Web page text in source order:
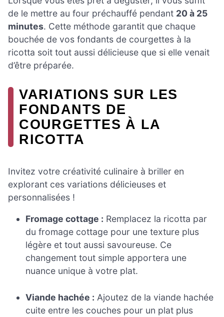
de le mettre au four préchauffé pendant 20 à 25
minutes. Cette méthode garantit que chaque
bouchée de vos fondants de courgettes à la
ricotta soit tout aussi délicieuse que si elle venait
d’être préparée.
VARIATIONS SUR LES
FONDANTS DE
COURGETTES À LA
RICOTTA
Invitez votre créativité culinaire à briller en
explorant ces variations délicieuses et
personnalisées !
Fromage cottage : Remplacez la ricotta par
du fromage cottage pour une texture plus
légère et tout aussi savoureuse. Ce
changement tout simple apportera une
nuance unique à votre plat.
Viande hachée : Ajoutez de la viande hachée
cuite entre les couches pour un plat plus